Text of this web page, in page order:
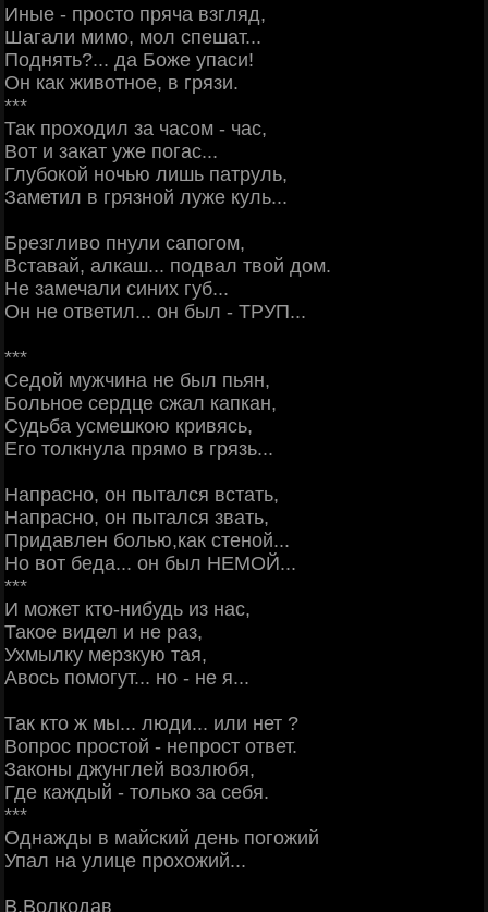
Иные - просто пряча взгляд,
Шагали мимо, мол спешат...
Поднять?... да Боже упаси!
Он как животное, в грязи.
***
Так проходил за часом - час,
Вот и закат уже погас...
Глубокой ночью лишь патруль,
Заметил в грязной луже куль...
Брезгливо пнули сапогом,
Вставай, алкаш... подвал твой дом.
Не замечали синих губ...
Он не ответил... он был - ТРУП...
***
Седой мужчина не был пьян,
Больное сердце сжал капкан,
Судьба усмешкою кривясь,
Его толкнула прямо в грязь...
Напрасно, он пытался встать,
Напрасно, он пытался звать,
Придавлен болью,как стеной...
Но вот беда... он был НЕМОЙ...
***
И может кто-нибудь из нас,
Такое видел и не раз,
Ухмылку мерзкую тая,
Авось помогут... но - не я...
Так кто ж мы... люди... или нет ?
Вопрос простой - непрост ответ.
Законы джунглей возлюбя,
Где каждый - только за себя.
***
Однажды в майский день погожий
Упал на улице прохожий...
В.Волкодав